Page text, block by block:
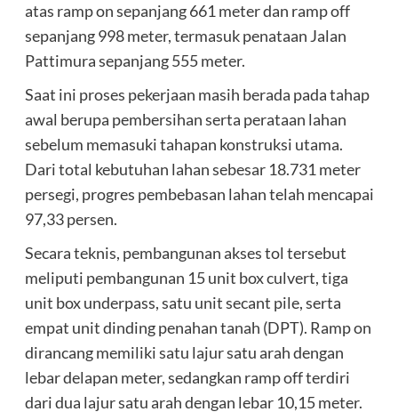
atas ramp on sepanjang 661 meter dan ramp off
sepanjang 998 meter, termasuk penataan Jalan
Pattimura sepanjang 555 meter.
Saat ini proses pekerjaan masih berada pada tahap
awal berupa pembersihan serta perataan lahan
sebelum memasuki tahapan konstruksi utama.
Dari total kebutuhan lahan sebesar 18.731 meter
persegi, progres pembebasan lahan telah mencapai
97,33 persen.
Secara teknis, pembangunan akses tol tersebut
meliputi pembangunan 15 unit box culvert, tiga
unit box underpass, satu unit secant pile, serta
empat unit dinding penahan tanah (DPT). Ramp on
dirancang memiliki satu lajur satu arah dengan
lebar delapan meter, sedangkan ramp off terdiri
dari dua lajur satu arah dengan lebar 10,15 meter.